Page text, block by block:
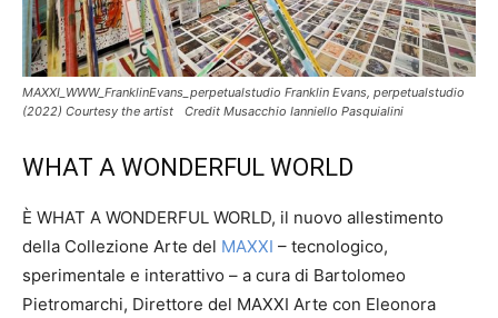
MAXXI_WWW_FranklinEvans_perpetualstudio Franklin Evans, perpetualstudio
(2022) Courtesy the artist Credit Musacchio Ianniello Pasquialini
WHAT A WONDERFUL WORLD
È WHAT A WONDERFUL WORLD, il nuovo allestimento
della Collezione Arte del MAXXI – tecnologico,
sperimentale e interattivo – a cura di Bartolomeo
Pietromarchi, Direttore del MAXXI Arte con Eleonora